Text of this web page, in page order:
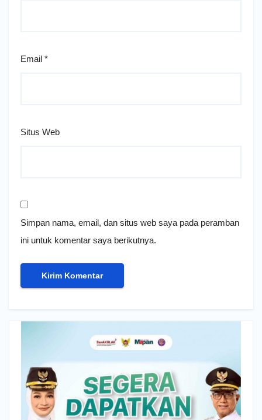
Email *
Situs Web
Simpan nama, email, dan situs web saya pada peramban
ini untuk komentar saya berikutnya.